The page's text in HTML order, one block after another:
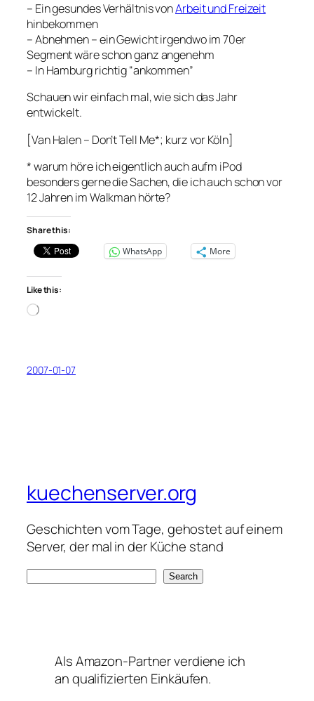
– Ein gesundes Verhältnis vonArbeit und Freizeit
hinbekommen
– Abnehmen – ein Gewicht irgendwo im 70er
Segment wäre schon ganz angenehm
– In Hamburg richtig “ankommen”
Schauen wir einfach mal, wie sich das Jahr
entwickelt.
[Van Halen – Don’t Tell Me*; kurz vor Köln]
* warum höre ich eigentlich auch aufm iPod
besonders gerne die Sachen, die ich auch schon vor
12 Jahren im Walkman hörte?
Share this:
WhatsApp
More
Like this:
Loading…
2007-01-07
kuechenserver.org
Geschichten vom Tage, gehostet auf einem
Server, der mal in der Küche stand
Search
Als Amazon-Partner verdiene ich
an qualifizierten Einkäufen.